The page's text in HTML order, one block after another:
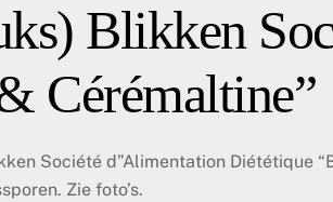
Blikken
Cérémaltine”
Société d”Alimentation Diététique
Zie foto’s.